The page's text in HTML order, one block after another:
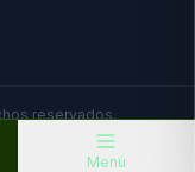
Menú
reservados.
por
solangegf.dev